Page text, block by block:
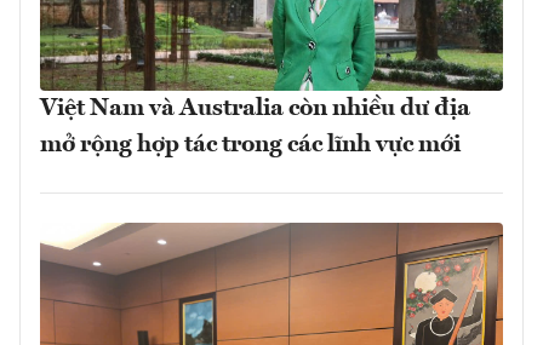
Việt Nam và Australia còn nhiều dư địa
mở rộng hợp tác trong các lĩnh vực mới